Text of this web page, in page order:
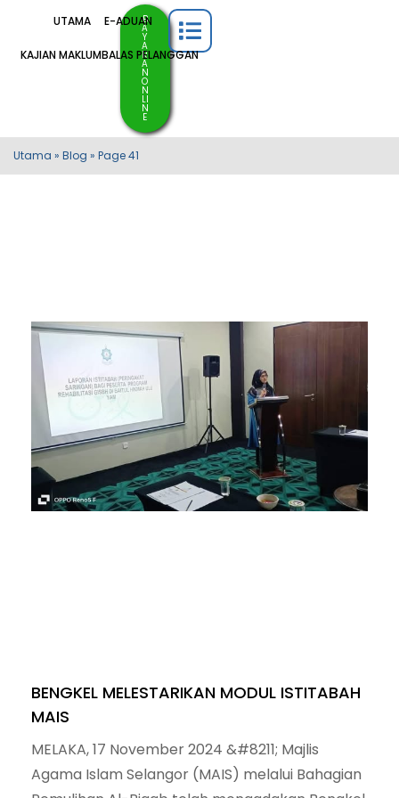
UTAMA E-ADUAN
KAJIAN MAKLUMBALAS PELANGGAN
B
A
Y
A
R
A
N
O
N
LI
N
E
Utama » Blog » Page 41
BENGKEL MELESTARIKAN MODUL ISTITABAH
MAIS
MELAKA, 17 November 2024 &#8211; Majlis
Agama Islam Selangor (MAIS) melalui Bahagian